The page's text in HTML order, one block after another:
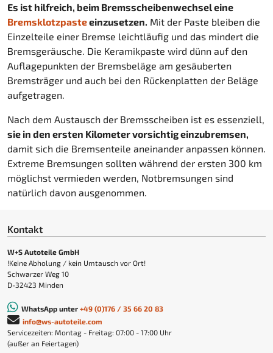
Es ist hilfreich, beim Bremsscheibenwechsel eine
Bremsklotzpasteeinzusetzen. Mit der Paste bleiben die
Einzelteile einer Bremse leichtläufig und das mindert die
Bremsgeräusche. Die Keramikpaste wird dünn auf den
Auflagepunkten der Bremsbeläge am gesäuberten
Bremsträger und auch bei den Rückenplatten der Beläge
aufgetragen.
Nach dem Austausch der Bremsscheiben ist es essenziell,
sie in den ersten Kilometer vorsichtig einzubremsen,
damit sich die Bremsenteile aneinander anpassen können.
Extreme Bremsungen sollten während der ersten 300 km
möglichst vermieden werden, Notbremsungen sind
natürlich davon ausgenommen.
Kontakt
W+S Autoteile GmbH
!Keine Abholung / kein Umtausch vor Ort!
Schwarzer Weg 10
D-32423 Minden
WhatsApp unter +49 (0)176 / 35 66 20 83
info@ws-autoteile.com
Servicezeiten: Montag - Freitag: 07:00 - 17:00 Uhr
(außer an Feiertagen)